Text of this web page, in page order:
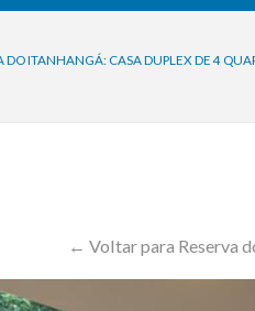
DO ITANHANGÁ: CASA DUPLEX DE 4
← Voltar para Reserva